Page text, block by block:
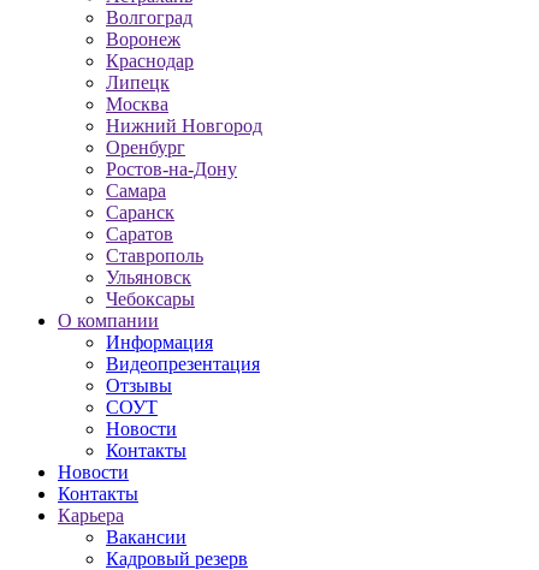
Волгоград
Воронеж
Краснодар
Липецк
Москва
Нижний Новгород
Оренбург
Ростов-на-Дону
Самара
Саранск
Саратов
Ставрополь
Ульяновск
Чебоксары
О компании
Информация
Видеопрезентация
Отзывы
СОУТ
Новости
Контакты
Новости
Контакты
Карьера
Вакансии
Кадровый резерв